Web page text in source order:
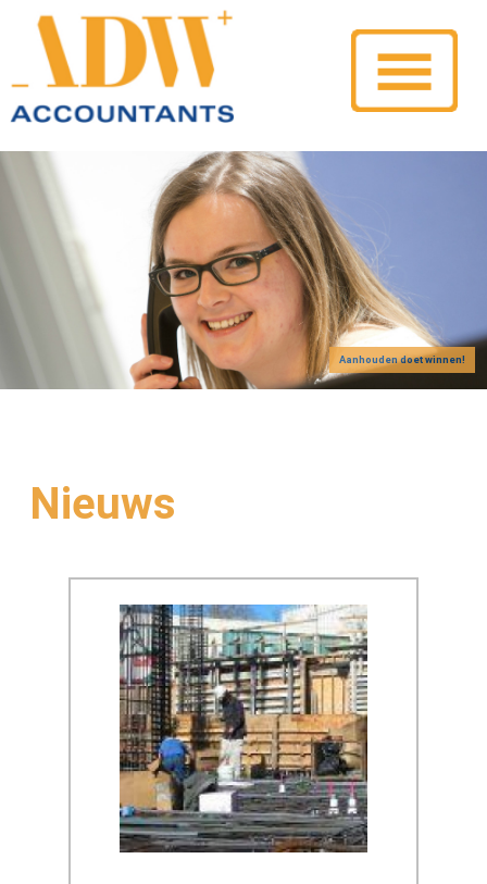
Aanhouden doet winnen!
Nieuws